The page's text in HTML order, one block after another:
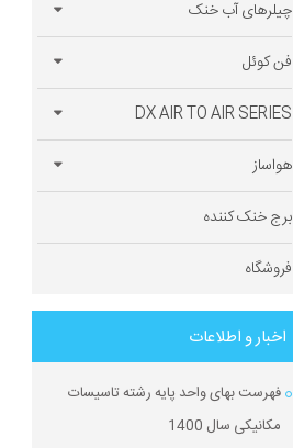
چیلرهای آب خنک
فن کوئل
DX AIR TO AIR SERIES
هواساز
برج خنک کننده
فروشگاه
اخبار و اطلاعات
فهرست بهای واحد پایه رشته تاسیسات
مکانیکی سال 1400